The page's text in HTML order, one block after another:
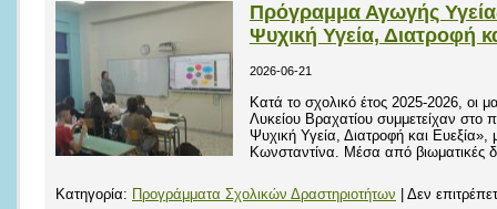
και
ανάγκης
στο
Παιδιού”
Πρόγραμμα Αγωγής
Ψυχική Υγεία, Διατροφή
2026-06-21
Κατά το σχολικό έτος 2025-2026, οι
Λυκείου Βραχατίου συμμετείχαν
Ψυχική Υγεία, Διατροφή και Ευεξία»,
Κωνσταντίνα. Μέσα από βιωματικές
Κατηγορία: Προγράμματα Σχολικών Δραστηριοτήτων Δεν